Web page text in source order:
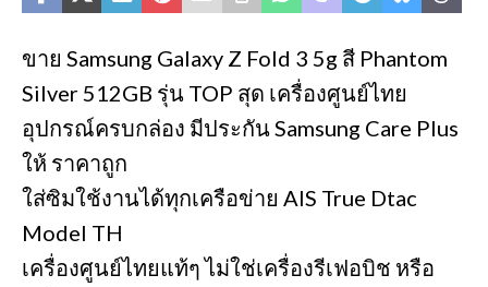
ขาย Samsung Galaxy Z Fold 3 5g สี Phantom
Silver 512GB รุ่น TOP สุด เครื่องศูนย์ไทย
อุปกรณ์ครบกล่อง มีประกัน Samsung Care Plus
ให้ ราคาถูก
ใส่ซิมใช้งานได้ทุกเครือข่าย AIS True Dtac
Model TH
เครื่องศูนย์ไทยแท้ๆ ไม่ใช่เครื่องรีเฟอบิช หรือ